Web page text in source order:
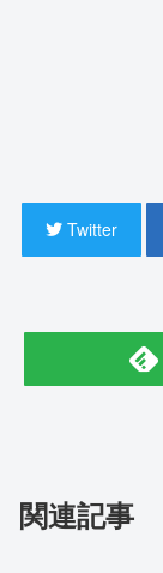
Twitter
関連記事